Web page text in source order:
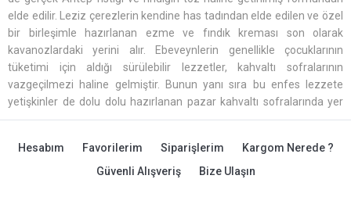
elde edilir. Leziz çerezlerin kendine has tadından elde edilen ve özel
bir birleşimle hazırlanan ezme ve fındık kreması son olarak
kavanozlardaki yerini alır. Ebeveynlerin genellikle çocuklarının
tüketimi için aldığı sürülebilir lezzetler, kahvaltı sofralarının
vazgeçilmezi haline gelmiştir. Bunun yanı sıra bu enfes lezzete
yetişkinler de dolu dolu hazırlanan pazar kahvaltı sofralarında yer
verir. Palm yağı ve koruyucu hiçbir katkı maddesini içermemesiyle ve
çikolata markasının özel üretimiyle satışa sunulmaktadır.
Sevdiklerinize güvenle yedirebileceğiniz sürülebilir çikolatalar,
Hesabım Favorilerim Siparişlerim
Kargom Nerede ?
Güvenli Alışveriş
Bize Ulaşın